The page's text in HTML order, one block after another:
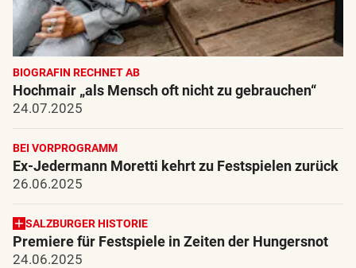
BIOGRAFIN RECHNET AB
Hochmair „als Mensch oft nicht zu gebrauchen“
24.07.2025
BEI VORPROGRAMM
Ex-Jedermann Moretti kehrt zu Festspielen zurück
26.06.2025
SALZBURGER HISTORIE
Premiere für Festspiele in Zeiten der Hungersnot
24.06.2025